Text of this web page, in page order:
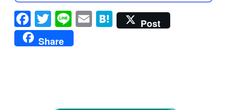
Facebook
TwitterLineEmailHatena
Post
Share